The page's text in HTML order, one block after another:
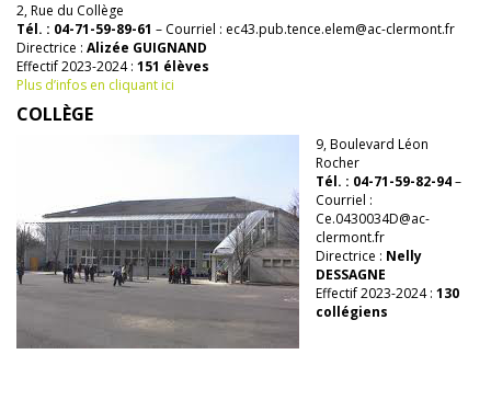
2, Rue du Collège
Tél. : 04-71-59-89-61 – Courriel : ec43.pub.tence.elem@ac-clermont.fr
Directrice : Alizée GUIGNAND
Effectif 2023-2024 : 151 élèves
Plus d’infos en cliquant ici
COLLÈGE
9, Boulevard Léon
Rocher
Tél. : 04-71-59-82-94–
Courriel :
Ce.0430034D@ac-
clermont.fr
Directrice : Nelly
DESSAGNE
Effectif 2023-2024 : 130
collégiens